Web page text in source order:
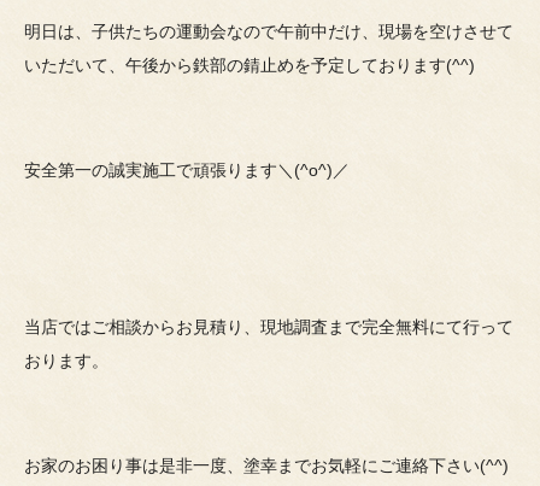
明日は、子供たちの運動会なので午前中だけ、現場を空けさせて
いただいて、午後から鉄部の錆止めを予定しております(^^)
安全第一の誠実施工で頑張ります＼(^o^)／
当店ではご相談からお見積り、現地調査まで完全無料にて行って
おります。
お家のお困り事は是非一度、塗幸までお気軽にご連絡下さい(^^)